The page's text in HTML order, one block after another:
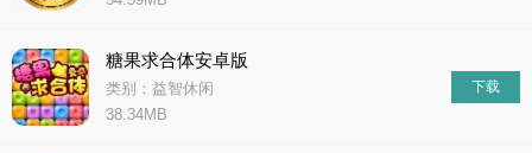
糖果求合体安卓版
类别：益智休闲
38.34MB
下载